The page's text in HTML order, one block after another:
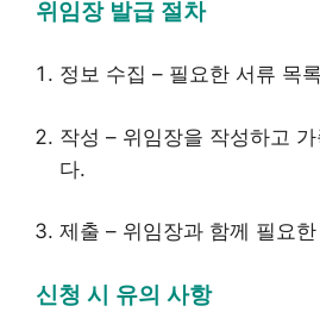
위임장 발급 절차
정보 수집 – 필요한 서류 목
작성 – 위임장을 작성하고
다.
제출 – 위임장과 함께 필요
신청 시 유의 사항